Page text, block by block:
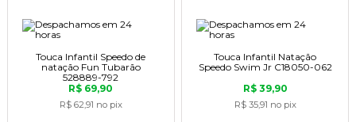
Touca Infantil Speedo de
natação Fun Tubarão
528889-792
R$ 69,90
R$ 62,91 no pix
Touca Infantil Natação
Speedo Swim Jr C18050-062
R$ 39,90
R$ 35,91 no pix